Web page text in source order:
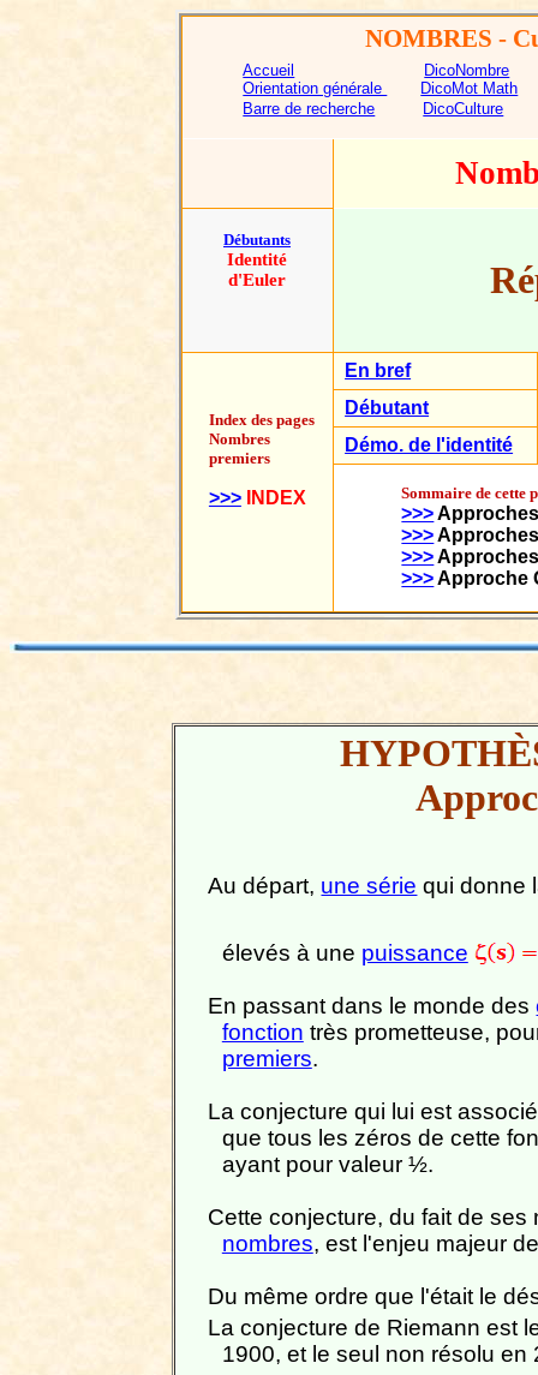
NOMBRES -
Accueil
DicoNombre
Orientation générale
DicoMot Math
Barre de recherche
DicoCulture
Débutants
Identité
d'Euler
Index des pages
Nombres
premiers
>>> INDEX
En bref
Débutant
Démo. de l'identité
Sommaire de cette
>>>
>>>
>>>
>>>Approche
Au départ, une série qui donne
élevés à une puissance
En passant dans le monde des
fonction très prometteuse,
premiers.
La conjecture qui lui est
que tous les zéros de cette
ayant pour valeur ½.
Cette conjecture, du fait de
nombres, est l'enjeu majeur
Du même ordre que l'était le
La conjecture de Riemann est
1900, et le seul non résolu en